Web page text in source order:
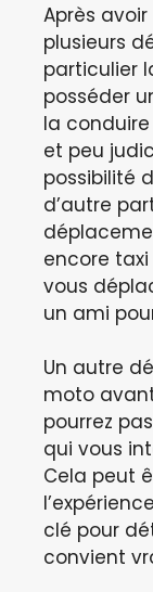
Après
plusieurs
particulier
posséder
la
et peu
possibilité
d’autre
encore
vous
un ami
Un autre
moto
pourrez
qui vous
Cela peut
clé pour
convient